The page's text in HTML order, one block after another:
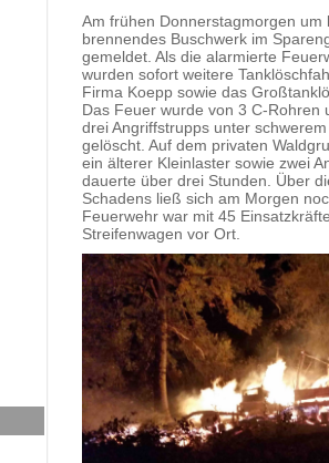
Am frühen Donnerstagmorgen
brennendes Buschwerk im
gemeldet. Als die alarmierte
wurden sofort weitere
Firma Koepp sowie das
Das Feuer wurde von 3 C-Rohren
drei Angriffstrupps unter
gelöscht. Auf dem privaten
ein älterer Kleinlaster sowie zwei
dauerte über drei Stunden. Über
Schadens ließ sich am Morgen
Feuerwehr war mit 45
Streifenwagen vor Ort.